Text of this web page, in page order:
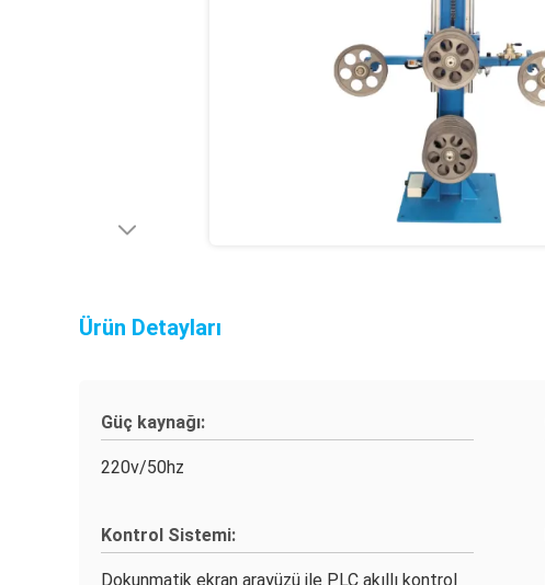
Ürün Detayları
Güç kaynağı:
220v/50hz
Kontrol Sistemi:
Dokunmatik ekran arayüzü ile PLC akıllı kontrol